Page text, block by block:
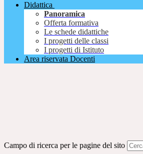
Didattica
Panoramica
Offerta formativa
Le schede didattiche
I progetti delle classi
I progetti di Istituto
Area riservata Docenti
Campo di ricerca per le pagine del sito